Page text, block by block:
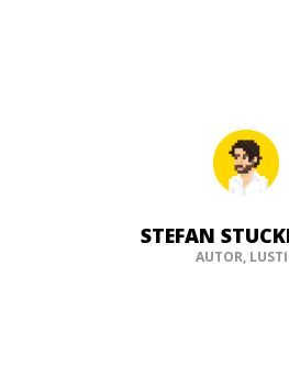
STEFAN
AUTOR,